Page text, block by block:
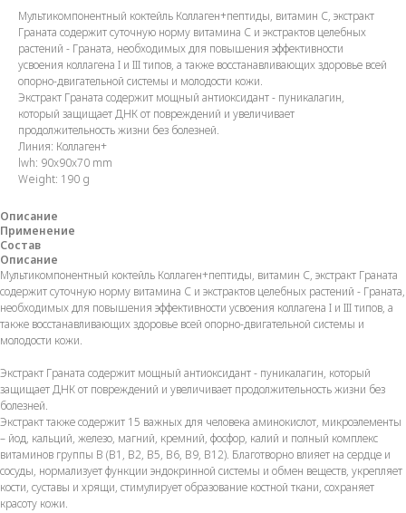
Мультикомпонентный коктейль Коллаген+пептиды, витамин С, экстракт
Граната содержит суточную норму витамина С и экстрактов целебных
растений - Граната, необходимых для повышения эффективности
усвоения коллагена I и III типов, а также восстанавливающих здоровье всей
опорно-двигательной системы и молодости кожи.
Экстракт Граната содержит мощный антиоксидант - пуникалагин,
который защищает ДНК от повреждений и увеличивает
продолжительность жизни без болезней.
Линия: Коллаген+
lwh: 90x90x70 mm
Weight: 190 g
Описание
Применение
Состав
Описание
Мультикомпонентный коктейль Коллаген+пептиды, витамин С, экстракт Граната
содержит суточную норму витамина С и экстрактов целебных растений - Граната,
необходимых для повышения эффективности усвоения коллагена I и III типов, а
также восстанавливающих здоровье всей опорно-двигательной системы и
молодости кожи.
Экстракт Граната содержит мощный антиоксидант - пуникалагин, который
защищает ДНК от повреждений и увеличивает продолжительность жизни без
болезней.
Экстракт также содержит 15 важных для человека аминокислот, микроэлементы
– йод, кальций, железо, магний, кремний, фосфор, калий и полный комплекс
витаминов группы В (В1, В2, В5, В6, В9, В12). Благотворно влияет на сердце и
сосуды, нормализует функции эндокринной системы и обмен веществ, укрепляет
кости, суставы и хрящи, стимулирует образование костной ткани, сохраняет
красоту кожи.